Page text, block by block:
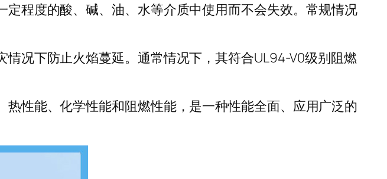
程度的酸、碱、油、水等介质中使用而不会失效。常规情况
况下防止火焰蔓延。通常情况下，其符合UL94-V0级别阻燃
性能、化学性能和阻燃性能，是一种性能全面、应用广泛的